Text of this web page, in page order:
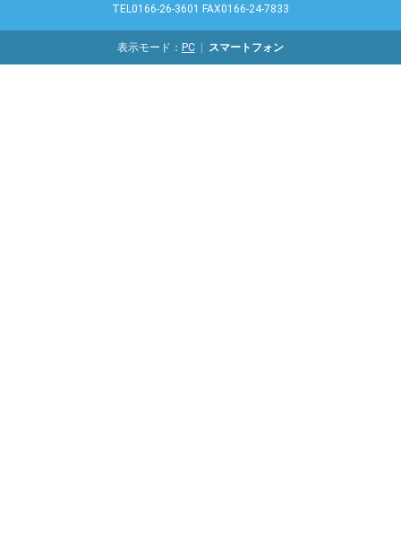
TEL0166-26-3601 FAX0166-24-7833
表示モード： PC スマートフォン